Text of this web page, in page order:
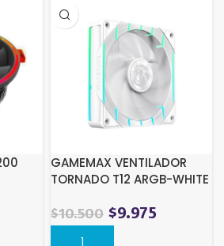
GAMEMAX VENTILADOR
TORNADO T12 ARGB-WHITE
$10.500 $9.975